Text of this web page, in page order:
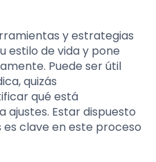
y estrategias
estilo de vida y pone
Puede ser útil
quizás
qué está
ajustes. Estar dispuesto
clave en este proceso